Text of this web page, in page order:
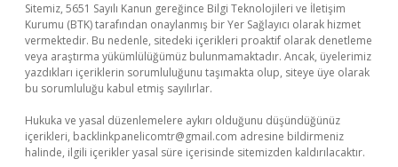
Sitemiz, 5651 Sayılı Kanun gereğince Bilgi Teknolojileri ve İletişim
Kurumu (BTK) tarafından onaylanmış bir Yer Sağlayıcı olarak hizmet
vermektedir. Bu nedenle, sitedeki içerikleri proaktif olarak denetleme
veya araştırma yükümlülüğümüz bulunmamaktadır. Ancak, üyelerimiz
yazdıkları içeriklerin sorumluluğunu taşımakta olup, siteye üye olarak
bu sorumluluğu kabul etmiş sayılırlar.
Hukuka ve yasal düzenlemelere aykırı olduğunu düşündüğünüz
içerikleri, backlinkpanelicomtr@gmail.com adresine bildirmeniz
halinde, ilgili içerikler yasal süre içerisinde sitemizden kaldırılacaktır.